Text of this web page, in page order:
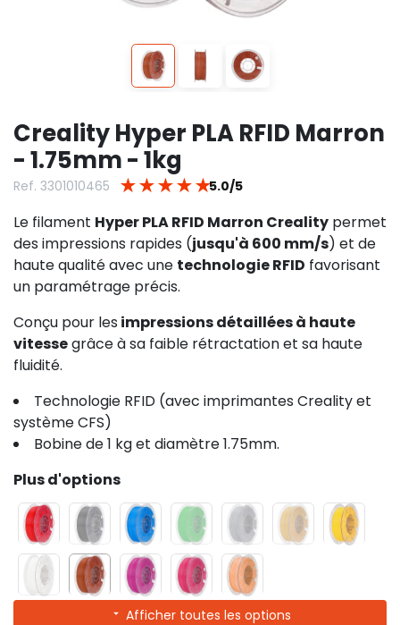
Creality Hyper PLA RFID Marron
- 1.75mm - 1kg
Ref. 3301010465 ★ ★ ★ ★ ★5.0/5
Le filament Hyper PLA RFID Marron Creality permet
des impressions rapides (jusqu'à 600 mm/s) et de
haute qualité avec une technologie RFID favorisant
un paramétrage précis.
Conçu pour les impressions détaillées à haute
vitessegrâce à sa faible rétractation et sa haute
fluidité.
Technologie RFID (avec imprimantes Creality et
système CFS)
Bobine de 1 kg et diamètre 1.75mm.
Plus d'options
Afficher toutes les options